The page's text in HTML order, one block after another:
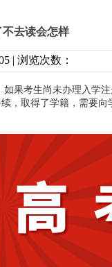
去读会怎样
| 浏览次数：
果考生尚未办理入学
，取得了学籍，需要向